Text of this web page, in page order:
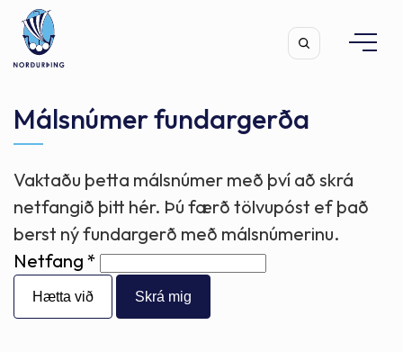
Leita
Málsnúmer fundargerða
Vaktaðu þetta málsnúmer með því að skrá
netfangið þitt hér. Þú færð tölvupóst ef það
berst ný fundargerð með málsnúmerinu.
Netfang
Hætta við